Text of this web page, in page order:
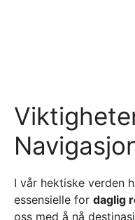
I vår hektiske verden
essensielle for daglig
oss med å nå